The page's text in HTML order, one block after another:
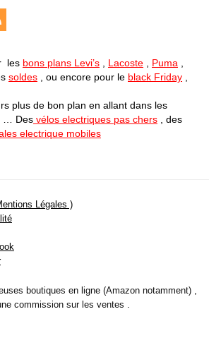
les bons plans Levi’s Lacoste Puma
soldes , ou encore pour le black Friday
plus de bon plan en allant dans les
… Des vélos electriques pas chers , des
electrique mobiles
Légales )
boutiques en ligne (Amazon notamment) ,
commission sur les ventes .